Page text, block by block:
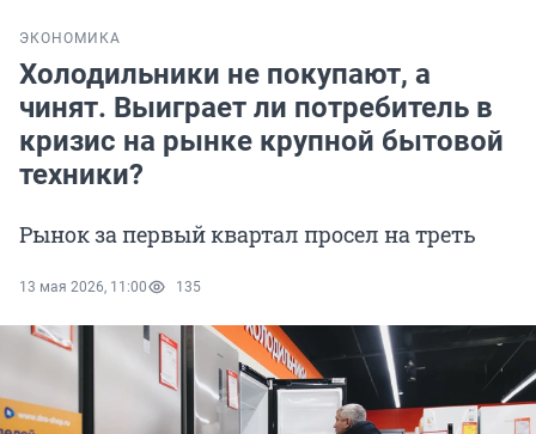
ЭКОНОМИКА
Холодильники не покупают, а
чинят. Выиграет ли потребитель в
кризис на рынке крупной бытовой
техники?
Рынок за первый квартал просел на треть
13 мая 2026, 11:00 135